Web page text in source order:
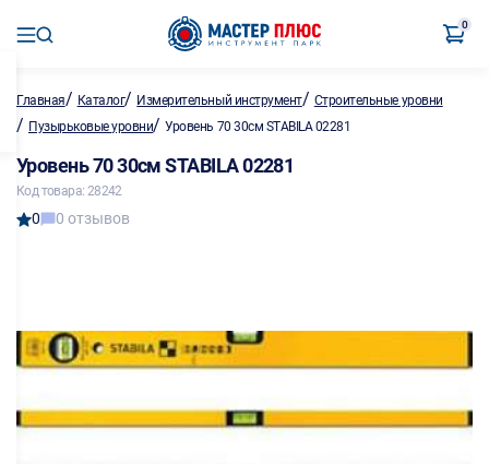
0
Главная/ Каталог/ Измерительный инструмент/ Строительные уровни
/ Пузырьковые уровни/Уровень 70 30cм STABILA 02281
Уровень 70 30cм STABILA 02281
Код товара: 28242
0 0 отзывов